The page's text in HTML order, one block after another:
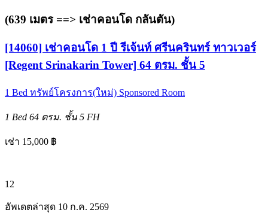
(639 เมตร ==> เช่าคอนโด กลันตัน)
[14060] เช่าคอนโด 1 ปี รีเจ้นท์ ศรีนครินทร์ ทาวเวอร์
[Regent Srinakarin Tower] 64 ตรม. ชั้น 5
1 Bed ทรัพย์โครงการ(ใหม่) Sponsored Room
1 Bed 64 ตรม. ชั้น 5 FH
เช่า 15,000 ฿
12
อัพเดตล่าสุด 10 ก.ค. 2569